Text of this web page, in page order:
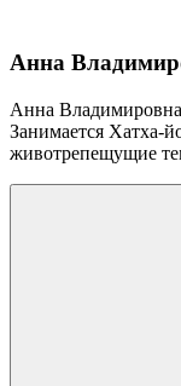
Анна
Анна
Занимается Хатха-
животрепещущие